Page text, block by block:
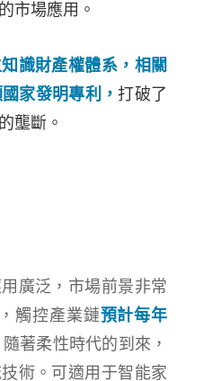
市場應用。
識財產權體系，相關
家發明專利，打破了
壟斷。
廣泛，市場前景非常
觸控產業鏈預計每年
隨著柔性時代的到來，
術。可適用于智能家